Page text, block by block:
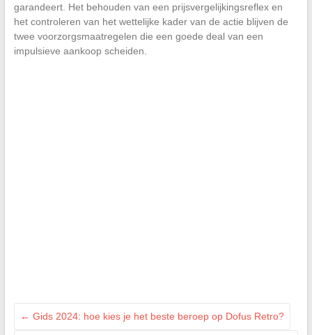
garandeert. Het behouden van een prijsvergelijkingsreflex en
het controleren van het wettelijke kader van de actie blijven de
twee voorzorgsmaatregelen die een goede deal van een
impulsieve aankoop scheiden.
← Gids 2024: hoe kies je het beste beroep op Dofus Retro?